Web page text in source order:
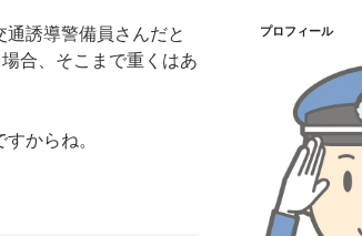
誘導警備員さんだと
合、そこまで重くはあ
すからね。
ブ
プロフィール